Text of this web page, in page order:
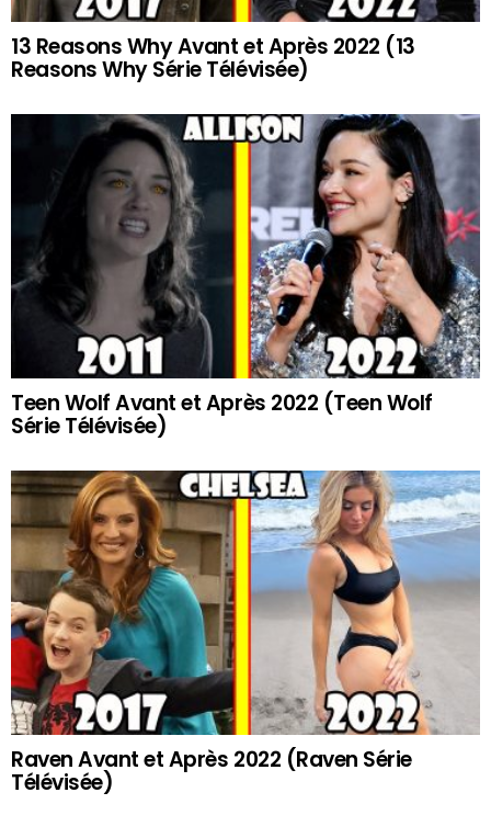
13 Reasons Why Avant et Après 2022 (13
Reasons Why Série Télévisée)
Teen Wolf Avant et Après 2022 (Teen Wolf
Série Télévisée)
Raven Avant et Après 2022 (Raven Série
Télévisée)